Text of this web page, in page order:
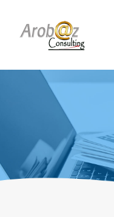
ACCUEIL
NOS
L’AGENCE
LE BLOG